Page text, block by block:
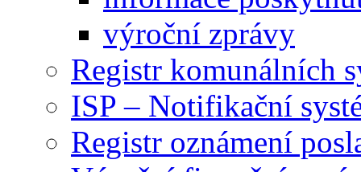
výroční zprávy
Registr komunálních
ISP – Notifikační
Registr oznámení